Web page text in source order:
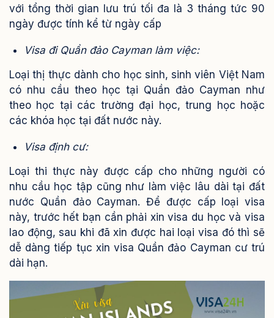
với tổng thời gian lưu trú tối đa là 3 tháng tức 90
ngày được tính kể từ ngày cấp
Visa đi Quần đảo Cayman làm việc:
Loại thị thực dành cho học sinh, sinh viên Việt Nam
có nhu cầu theo học tại Quần đảo Cayman như
theo học tại các trường đại học, trung học hoặc
các khóa học tại đất nước này.
Visa định cư:
Loại thi thực này được cấp cho những người có
nhu cầu học tập cũng như làm việc lâu dài tại đất
nước Quần đảo Cayman. Để được cấp loại visa
này, trước hết bạn cần phải xin visa du học và visa
lao động, sau khi đã xin được hai loại visa đó thì sẽ
dễ dàng tiếp tục xin visa Quần đảo Cayman cư trú
dài hạn.